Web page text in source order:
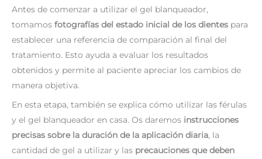
Antes de comenzar a utilizar el gel blanqueador,
tomamos fotografías del estado inicial de los dientes para
establecer una referencia de comparación al final del
tratamiento. Esto ayuda a evaluar los resultados
obtenidos y permite al paciente apreciar los cambios de
manera objetiva.
En esta etapa, también se explica cómo utilizar las férulas
y el gel blanqueador en casa. Os daremos instrucciones
precisas sobre la duración de la aplicación diaria, la
cantidad de gel a utilizar y las precauciones que deben